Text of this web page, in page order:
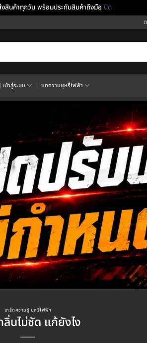
สินค้าทุกวัน พร้อมประกันสินค้าถึงมือ ปิด
ข้าสู่ระบบ บทความบุหรี่ไฟฟ้า
เกร็ดความรู้ บุหรี่ไฟฟ้า
นไม่ชัด แก้ยังไง